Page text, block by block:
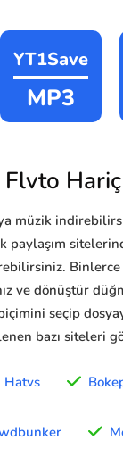
YT1Save
MP3
Flvto
müzik
ve dönüştür
seçip
bazı siteleri
Hatvs